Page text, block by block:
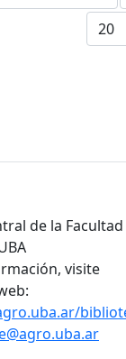
de la
visite